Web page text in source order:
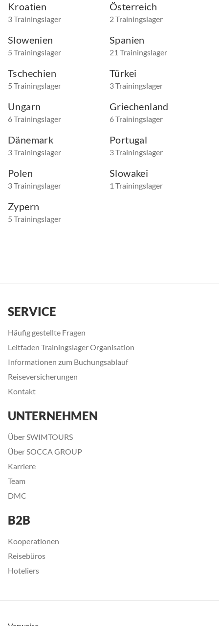
Kroatien
3 Trainingslager
Österreich
2 Trainingslager
Slowenien
5 Trainingslager
Spanien
21 Trainingslager
Tschechien
5 Trainingslager
Türkei
3 Trainingslager
Ungarn
6 Trainingslager
Griechenland
6 Trainingslager
Dänemark
3 Trainingslager
Portugal
3 Trainingslager
Polen
3 Trainingslager
Slowakei
1 Trainingslager
Zypern
5 Trainingslager
SERVICE
Häufig gestellte Fragen
Leitfaden Trainingslager Organisation
Informationen zum Buchungsablauf
Reiseversicherungen
Kontakt
UNTERNEHMEN
Über SWIMTOURS
Über SOCCA GROUP
Karriere
Team
DMC
B2B
Kooperationen
Reisebüros
Hoteliers